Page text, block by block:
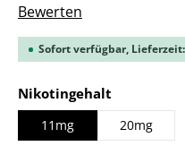
Durchschnittliche
Bewerten
Sofort verfügbar, Lieferzeit:
Nikotingehalt
11mg 20mg